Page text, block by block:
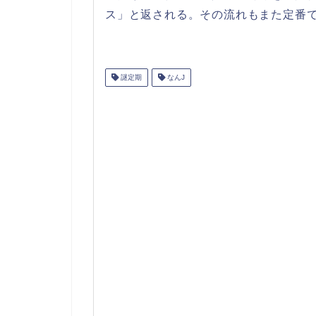
ス」と返される。その流れもまた定番
謎定期 なんJ